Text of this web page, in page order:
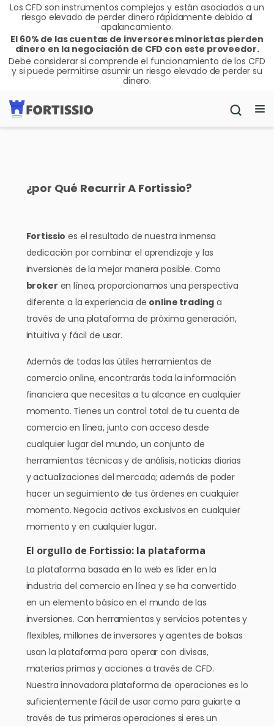
Los CFD son instrumentos complejos y están asociados a un
riesgo elevado de perder dinero rápidamente debido al
apalancamiento.
El 60% de las cuentas de inversores minoristas pierden
dinero en la negociación de CFD con este proveedor.
Debe considerar si comprende el funcionamiento de los CFD
y si puede permitirse asumir un riesgo elevado de perder su
dinero.
¿por Qué Recurrir A Fortissio?
Fortissio es el resultado de nuestra inmensa
dedicación por combinar el aprendizaje y las
inversiones de la mejor manera posible. Como
broker en línea, proporcionamos una perspectiva
diferente a la experiencia de online trading a
través de una plataforma de próxima generación,
intuitiva y fácil de usar.
Además de todas las útiles herramientas de
comercio online, encontrarás toda la información
financiera que necesitas a tu alcance en cualquier
momento. Tienes un control total de tu cuenta de
comercio en línea, junto con acceso desde
cualquier lugar del mundo, un conjunto de
herramientas técnicas y de análisis, noticias diarias
y actualizaciones del mercado; además de poder
hacer un seguimiento de tus órdenes en cualquier
momento. Negocia activos exclusivos en cualquier
momento y en cualquier lugar.
El orgullo de Fortissio: la plataforma
La plataforma basada en la web es líder en la
industria del comercio en línea y se ha convertido
en un elemento básico en el mundo de las
inversiones. Con herramientas y servicios potentes y
flexibles, millones de inversores y agentes de bolsas
usan la plataforma para operar con divisas,
materias primas y acciones a través de CFD.
Nuestra innovadora plataforma de operaciones es lo
suficientemente fácil de usar como para guiarte a
través de tus primeras operaciones si eres un